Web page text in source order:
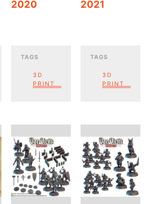
2020
TAGS
3D
PRINT
2021
TAGS
3D
PRINT